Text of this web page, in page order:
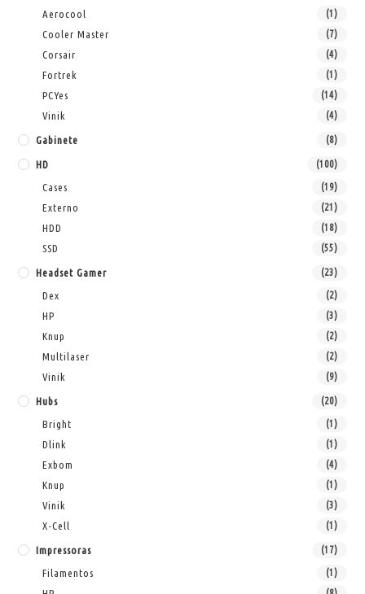
Aerocool (1)
Cooler Master (7)
Corsair (4)
Fortrek (1)
PCYes (14)
Vinik (4)
Gabinete (8)
HD (100)
Cases (19)
Externo (21)
HDD (18)
SSD (55)
Headset Gamer (23)
Dex (2)
HP (3)
Knup (2)
Multilaser (2)
Vinik (9)
Hubs (20)
Bright (1)
Dlink (1)
Exbom (4)
Knup (1)
Vinik (3)
X-Cell (1)
Impressoras (17)
Filamentos (1)